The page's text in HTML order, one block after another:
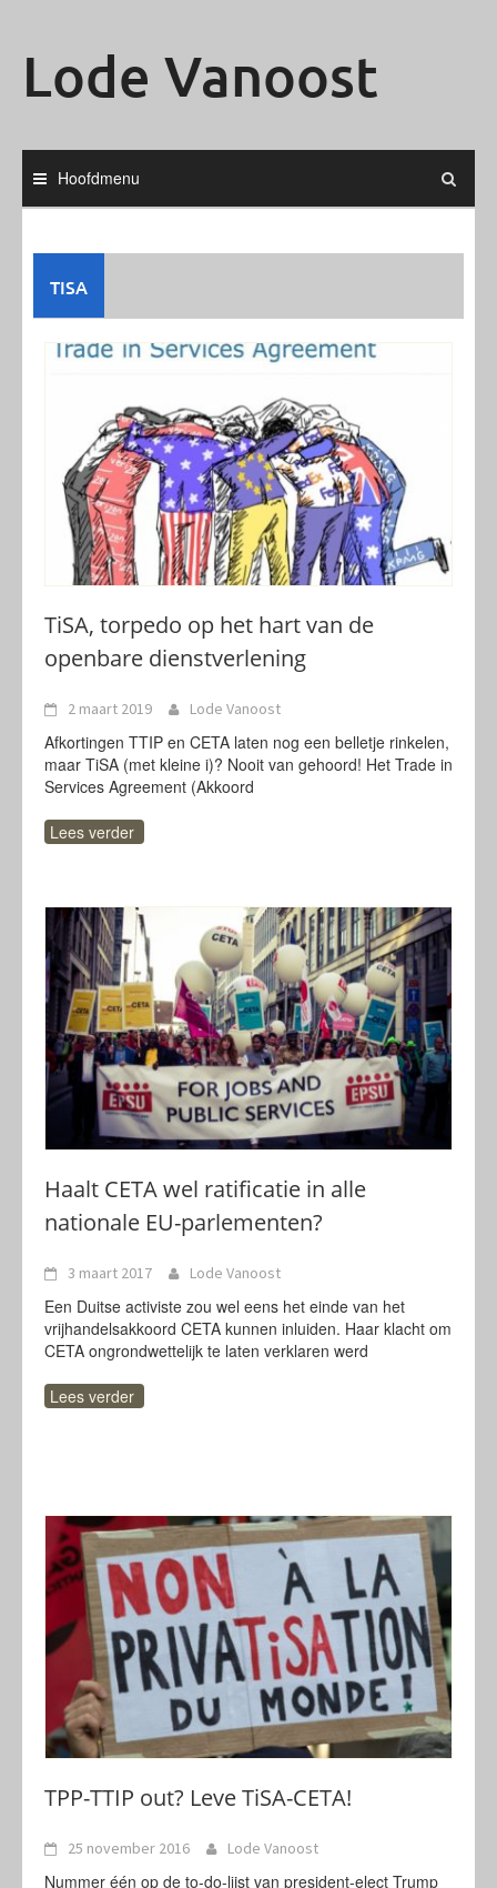
Lode Vanoost
Hoofdmenu
TISA
TiSA, torpedo op het hart van de
openbare dienstverlening
2 maart 2019 Lode Vanoost
Afkortingen TTIP en CETA laten nog een belletje rinkelen,
maar TiSA (met kleine i)? Nooit van gehoord! Het Trade in
Services Agreement (Akkoord
Lees verder
Haalt CETA wel ratificatie in alle
nationale EU-parlementen?
3 maart 2017 Lode Vanoost
Een Duitse activiste zou wel eens het einde van het
vrijhandelsakkoord CETA kunnen inluiden. Haar klacht om
CETA ongrondwettelijk te laten verklaren werd
Lees verder
TPP-TTIP out? Leve TiSA-CETA!
25 november 2016 Lode Vanoost
Nummer één op de to-do-lijst van president-elect Trump